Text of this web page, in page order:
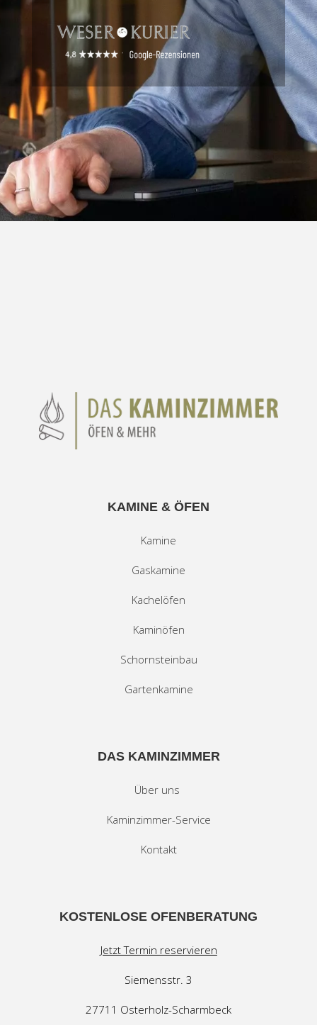
KAMINE & ÖFEN
Kamine
Gaskamine
Kachelöfen
Kaminöfen
Schornsteinbau
Gartenkamine
DAS KAMINZIMMER
Über uns
Kaminzimmer-Service
Kontakt
KOSTENLOSE OFENBERATUNG
Jetzt Termin reservieren
Siemensstr. 3
27711 Osterholz-Scharmbeck